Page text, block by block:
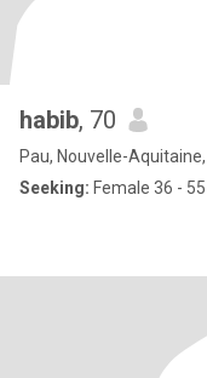
habib, 70
Pau, Nouvelle-
Seeking: Female 36 - 55